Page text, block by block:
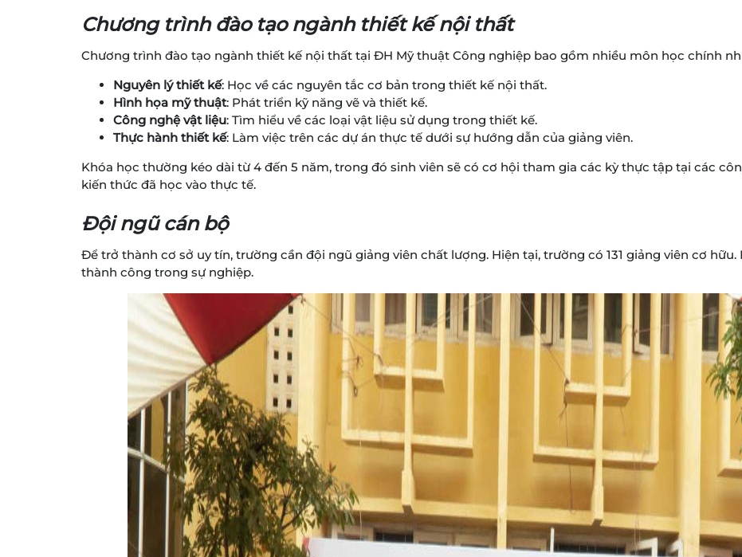
Chương trình đào tạo ngành thiết kế nội thất
Chương trình đào tạo ngành thiết kế nội thất tại ĐH Mỹ thuật Công nghiệp bao gồm nhiều môn học chính
Nguyên lý thiết kế: Học về các nguyên tắc cơ bản trong thiết kế nội thất.
Hình họa mỹ thuật: Phát triển kỹ năng vẽ và thiết kế.
Công nghệ vật liệu: Tìm hiểu về các loại vật liệu sử dụng trong thiết kế.
Thực hành thiết kế: Làm việc trên các dự án thực tế dưới sự hướng dẫn của giảng viên.
Khóa học thường kéo dài từ 4 đến 5 năm, trong đó sinh viên sẽ có cơ hội tham gia các kỳ thực tập tại các
kiến thức đã học vào thực tế.
Đội ngũ cán bộ
Để trở thành cơ sở uy tín, trường cần đội ngũ giảng viên chất lượng. Hiện tại, trường có 131 giảng viên cơ
thành công trong sự nghiệp.